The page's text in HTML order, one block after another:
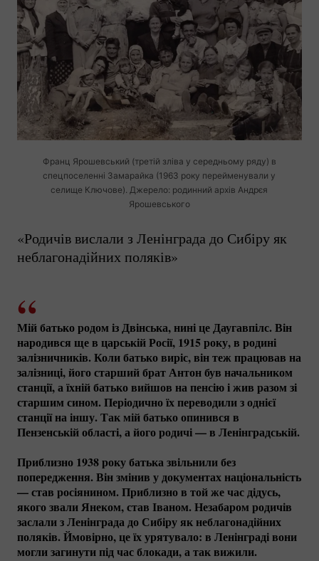
Франц Ярошевський (третій зліва у середньому ряду) в
спецпоселенні Замарайка (1963 року перейменували у
селище Ключове). Джерело: родинний архів Андрєя
Ярошевського
«Родичів вислали з Ленінграда до Сибіру як
неблагонадійних поляків»
Мій батько родом із Двінська, нині це Даугавпілс. Він
народився ще в царській Росії, 1915 року, в родині
залізничників. Коли батько виріс, він теж працював на
залізниці, його старший брат Антон був начальником
станції, а їхній батько вийшов на пенсію і жив разом зі
старшим сином. Періодично їх переводили з однієї
станції на іншу. Так мій батько опинився в
Пензенській області, а його родичі — в Ленінградській.
Приблизно 1938 року батька звільнили без
попередження. Він змінив у документах національність
— став росіянином. Приблизно в той же час дідусь,
якого звали Янеком, став Іваном. Незабаром родичів
заслали з Ленінграда до Сибіру як неблагонадійних
поляків. Ймовірно, це їх урятувало: в Ленінграді вони
могли загинути під час блокади, а так вижили.